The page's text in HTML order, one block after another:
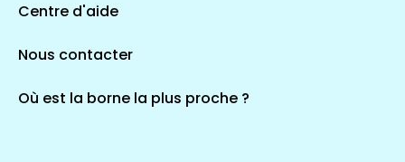
Centre d'aide
Nous contacter
Où est la borne la plus proche ?